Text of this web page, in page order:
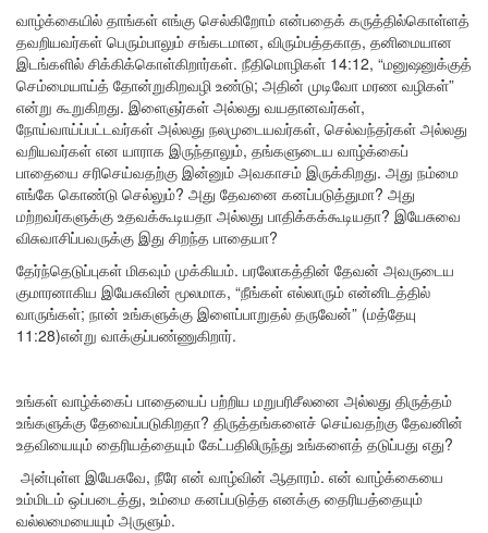
வாழ்க்கையில் தாங்கள் எங்கு செல்கிறோம் என்பதைக் கருத்தில்கொள்ளத்
தவறியவர்கள் பெரும்பாலும் சங்கடமான, விரும்பத்தகாத, தனிமையான
இடங்களில் சிக்கிக்கொள்கிறார்கள். நீதிமொழிகள் 14:12, “மனுஷனுக்குத்
செம்மையாய்த் தோன்றுகிறவழி உண்டு; அதின் முடிவோ மரண வழிகள்”
என்று கூறுகிறது. இளைஞர்கள் அல்லது வயதானவர்கள்,
நோய்வாய்ப்பட்டவர்கள் அல்லது நலமுடையவர்கள், செல்வந்தர்கள் அல்லது
வறியவர்கள் என யாராக இருந்தாலும், தங்களுடைய வாழ்க்கைப்
பாதையை சரிசெய்வதற்கு இன்னும் அவகாசம் இருக்கிறது. அது நம்மை
எங்கே கொண்டு செல்லும்? அது தேவனை கனப்படுத்துமா? அது
மற்றவர்களுக்கு உதவக்கூடியதா அல்லது பாதிக்கக்கூடியதா? இயேசுவை
விசுவாசிப்பவருக்கு இது சிறந்த பாதையா?
தேர்ந்தெடுப்புகள் மிகவும் முக்கியம். பரலோகத்தின் தேவன் அவருடைய
குமாரனாகிய இயேசுவின் மூலமாக, “நீங்கள் எல்லாரும் என்னிடத்தில்
வாருங்கள்; நான் உங்களுக்கு இளைப்பாறுதல் தருவேன்” (மத்தேயு
11:28)என்று வாக்குப்பண்ணுகிறார்.
உங்கள் வாழ்க்கைப் பாதையைப் பற்றிய மறுபரிசீலனை அல்லது திருத்தம்
உங்களுக்கு தேவைப்படுகிறதா? திருத்தங்களைச் செய்வதற்கு தேவனின்
உதவியையும் தைரியத்தையும் கேட்பதிலிருந்து உங்களைத் தடுப்பது எது?
அன்புள்ள இயேசுவே, நீரே என் வாழ்வின் ஆதாரம். என் வாழ்க்கையை
உம்மிடம் ஒப்படைத்து, உம்மை கனப்படுத்த எனக்கு தைரியத்தையும்
வல்லமையையும் அருளும்.